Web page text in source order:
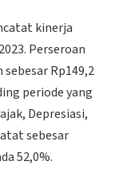
kinerja
Perseroan
Rp149,2
periode yang
Depresiasi,
sebesar
52,0%.